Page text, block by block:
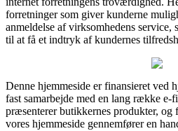
forretninger som giver kunderne
anmeldelse af virksomhedens service,
til at få et indtryk af kundernes
Denne hjemmeside er finansieret ved
fast samarbejde med en lang række e-
præsenterer butikkernes produkter, og
vores hjemmeside gennemfører en